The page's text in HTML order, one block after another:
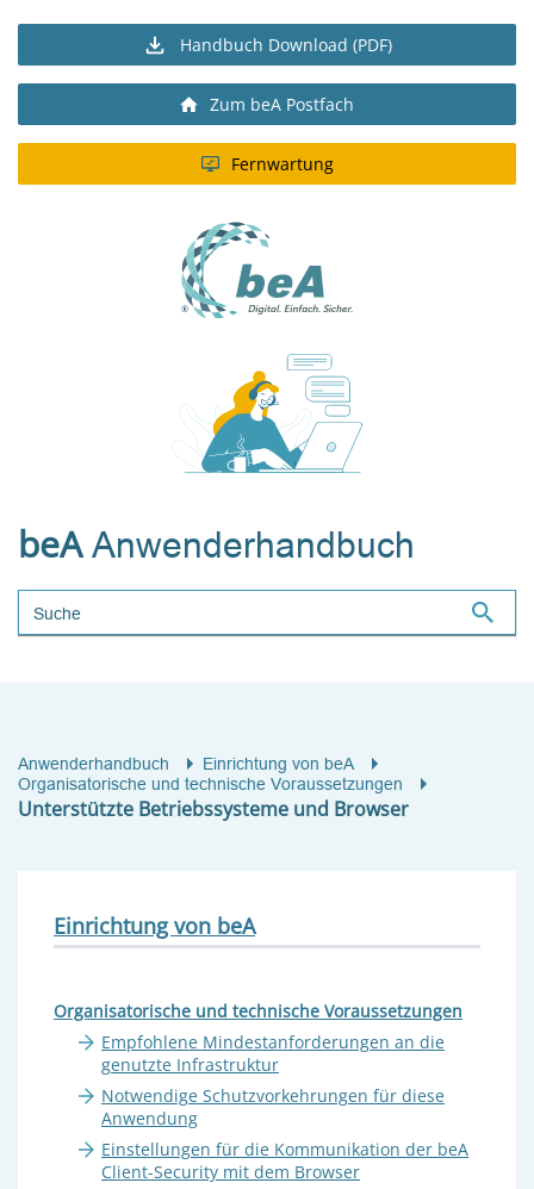
Handbuch Download (PDF)
Zum beA Postfach
Fernwartung
beAAnwenderhandbuch
Suchbegriff
Anwenderhandbuch
Einrichtung von beA
Organisatorische und technische Voraussetzungen
Unterstützte Betriebssysteme und Browser
Einrichtung von beA
Organisatorische und technische Voraussetzungen
Empfohlene Mindestanforderungen an die
genutzte Infrastruktur
Notwendige Schutzvorkehrungen für diese
Anwendung
Einstellungen für die Kommunikation der beA
Client-Security mit dem Browser